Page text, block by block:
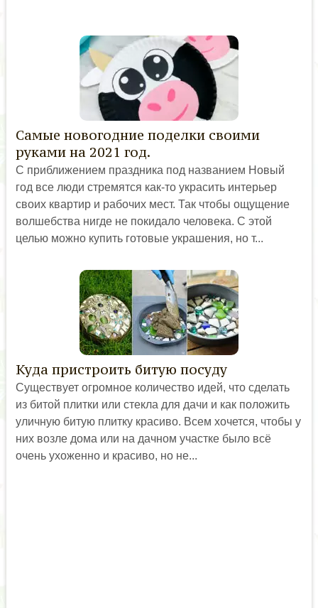
Самые новогодние поделки своими
руками на 2021 год.
С приближением праздника под названием Новый
год все люди стремятся как-то украсить интерьер
своих квартир и рабочих мест. Так чтобы ощущение
волшебства нигде не покидало человека. С этой
целью можно купить готовые украшения, но т...
Куда пристроить битую посуду
Существует огромное количество идей, что сделать
из битой плитки или стекла для дачи и как положить
уличную битую плитку красиво. Всем хочется, чтобы у
них возле дома или на дачном участке было всё
очень ухоженно и красиво, но не...